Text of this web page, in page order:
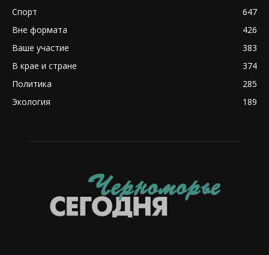
Спорт
647
Вне формата
426
Ваше участие
383
В крае и стране
374
Политика
285
Экология
189